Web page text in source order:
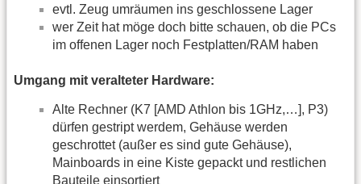
evtl. Zeug umräumen ins geschlossene Lager
wer Zeit hat möge doch bitte schauen, ob die PCs
im offenen Lager noch Festplatten/RAM haben
Umgang mit veralteter Hardware:
Alte Rechner (K7 [AMD Athlon bis 1GHz,…], P3)
dürfen gestript werdem, Gehäuse werden
geschrottet (außer es sind gute Gehäuse),
Mainboards in eine Kiste gepackt und restlichen
Bauteile einsortiert